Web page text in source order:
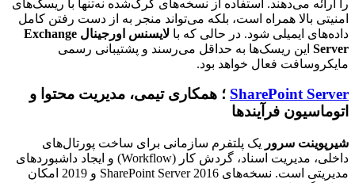
را ارائه می‌دهند. استفاده از نسخه‌های کرک‌شده نه‌تنها با ریسک‌های
امنیتی بالا همراه است، بلکه می‌تواند منجر به از دست رفتن کامل
داده‌های ایمیلی شود. در حالی که با
لایسنس اورجینال Exchange
Server این ریسک‌ها به حداقل می‌رسند و پشتیبانی رسمی
مایکروسافت فعال خواهد بود.
SharePoint Server ؛ همکاری تیمی، مدیریت محتوا و
اتوماسیون فرآیندها
شیرپوینت سرور یک پلتفرم سازمانی برای ساخت پورتال‌های
داخلی، مدیریت اسناد، گردش کار (Workflow) و ایجاد داشبوردهای
مدیریتی است. نسخه‌های SharePoint Server 2016 و 2019 امکان